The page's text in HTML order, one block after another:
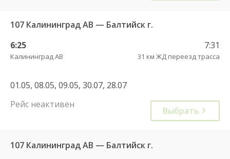
107 Калининград АВ — Балтийск г.
6:25
Калининград АВ
7:31
31 км ЖД переезд трасса
01.05, 08.05, 09.05, 30.07, 28.07
Рейс неактивен
Выбрать
107 Калининград АВ — Балтийск г.